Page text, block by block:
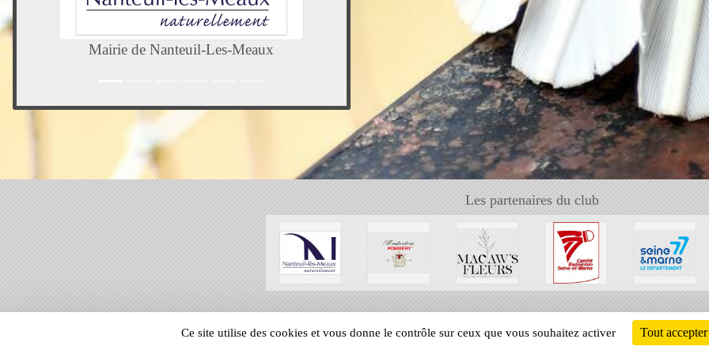
Mairie de Nanteuil-Les-Meaux
Les partenaires du club
REGIONSCe site utilise des cookies et vous donne le contrôle sur ceux que vous souhaitez activer Tout accepter